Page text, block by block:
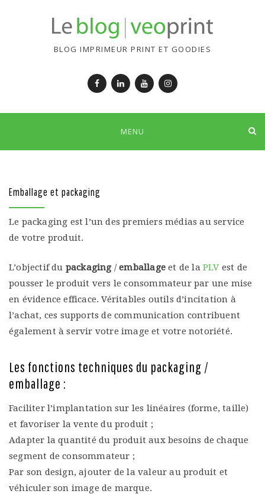
BLOG IMPRIMEUR PRINT ET GOODIES
FacebookLinkedInYouTubeInstagram
content
MENU
Emballage et packaging
Le packaging est l’un des premiers médias au service
de votre produit.
L’objectif du packaging/emballage et de laPLV est de
pousser le produit vers le consommateur par une mise
en évidence efficace. Véritables outils d’incitation à
l’achat, ces supports de communication contribuent
également à servir votre image et votre notoriété.
Les fonctions techniques du packaging /
emballage :
Faciliter l’implantation sur les linéaires (forme, taille)
et favoriser la vente du produit ;
Adapter la quantité du produit aux besoins de chaque
segment de consommateur ;
Par son design, ajouter de la valeur au produit et
véhiculer son image de marque.